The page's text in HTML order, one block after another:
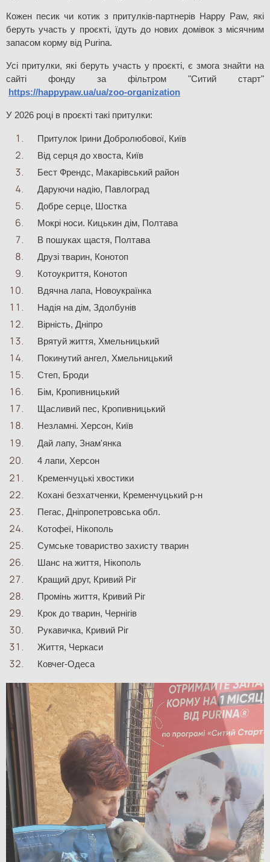
Кожен песик чи котик з притулків-партнерів Happy Paw, які
беруть участь у проєкті, їдуть до нових домівок з місячним
запасом корму від Purina.
Усі притулки, які беруть участь у проєкті, є змога знайти на
сайті фонду за фільтром "Ситий старт"
https://happypaw.ua/ua/zoo-organization
У 2026 році в проєкті такі притулки:
Притулок Ірини Добролюбової, Київ
Від серця до хвоста, Київ
Бест Френдс, Макарівський район
Даруючи надію, Павлоград
Добре серце, Шостка
Мокрі носи. Кицькин дім, Полтава
В пошуках щастя, Полтава
Друзі тварин, Конотоп
Котоукриття, Конотоп
Вдячна лапа, Новоукраїнка
Надія на дім, Здолбунів
Вірність, Дніпро
Врятуй життя, Хмельницький
Покинутий ангел, Хмельницький
Степ, Броди
Бім, Кропивницький
Щасливий пес, Кропивницький
Незламні. Херсон, Київ
Дай лапу, Знам'янка
4 лапи, Херсон
Кременчуцькі хвостики
Кохані безхатченки, Кременчуцький р-н
Пегас, Дніпропетровська обл.
Котофеї, Нікополь
Сумське товариство захисту тварин
Шанс на життя, Нікополь
Кращий друг, Кривий Ріг
Промінь життя, Кривий Ріг
Крок до тварин, Чернігів
Рукавичка, Кривий Ріг
Життя, Черкаси
Ковчег-Одеса